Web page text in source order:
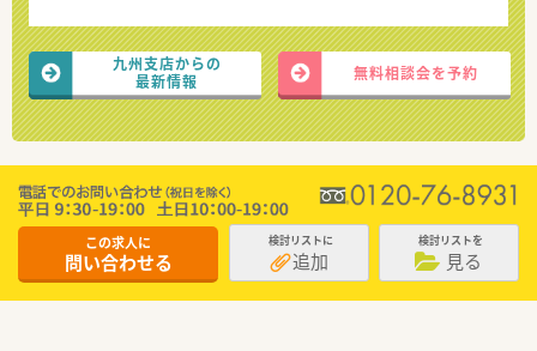
九州支店からの
最新情報
無料相談会を予約
この求人に
問い合わせる
検討リストに
追加
検討リストを
見る